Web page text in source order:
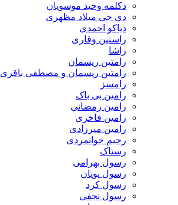
دکلمه وحید موسویان
دی جی میلاد مظهری
دیاکو احمدی
راستین وقاری
راشا
رامتین ریسمان
رامتین ریسمان و مصطفی باقری
رامسز
رامین بی باک
رامین رمضانی
رامین فاخری
رامین میرزادی
رحیم جوانمردی
رستاک
رسول بهرامی
رسول پویان
رسول کرد
رسول نجفی